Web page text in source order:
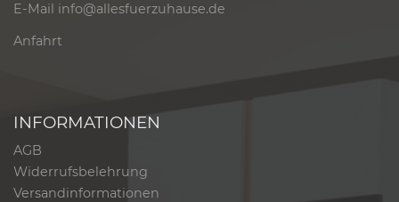
E-Mail info@allesfuerzuhause.de
Anfahrt
INFORMATIONEN
AGB
Widerrufsbelehrung
Versandinformationen